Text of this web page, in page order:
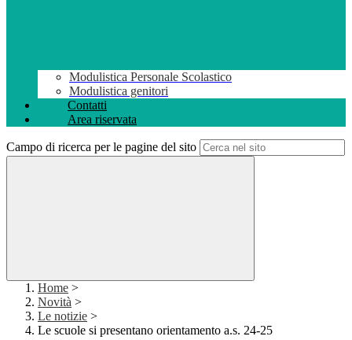
Modulistica Personale Scolastico
Modulistica genitori
Contatti
Area riservata
Campo di ricerca per le pagine del sito
Home >
Novità >
Le notizie >
Le scuole si presentano orientamento a.s. 24-25